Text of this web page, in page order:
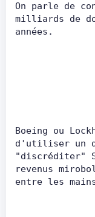
On parle de
milliards de
années.
Boeing ou
d'utiliser un
"discréditer"
revenus
entre les